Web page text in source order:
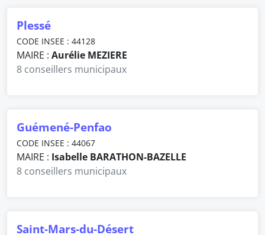
Plessé
CODE INSEE : 44128
MAIRE : Aurélie MEZIERE
8 conseillers municipaux
Guémené-Penfao
CODE INSEE : 44067
MAIRE : Isabelle BARATHON-BAZELLE
8 conseillers municipaux
Saint-Mars-du-Désert